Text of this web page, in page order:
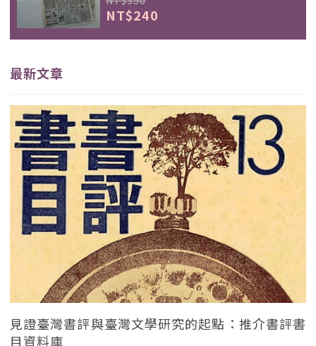
NT$240
最新文章
見證臺灣書評與臺灣文學研究的起點：推介書評書
目資料庫